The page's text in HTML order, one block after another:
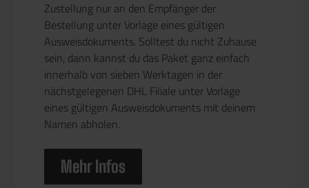
Zustellung nur an den Empfänger der
Bestellung unter Vorlage eines gültigen
Ausweisdokuments. Solltest du nicht Zuhause
sein, dann kannst du das Paket ganz einfach
innerhalb von sieben Werktagen in der
nächstgelegenen DHL Filiale unter Vorlage
eines gültigen Ausweisdokuments mit deinem
Namen abholen.
Mehr Infos